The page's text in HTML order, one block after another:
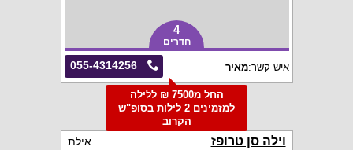
4
חדרים
055-4314256 איש קשר:מאיר
החל מ7500 ₪ ללילה
למזמינים 2 לילות בסופ"ש
הקרוב
וילה סן טרופז אילת